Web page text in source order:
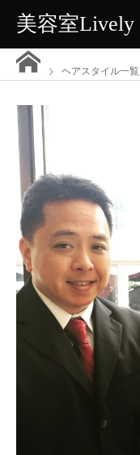
美容室Lively
ヘアスタイル一覧